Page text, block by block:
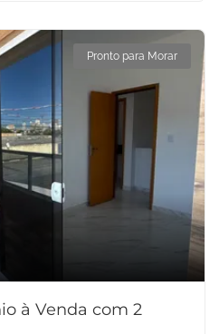
Pronto para Morar
à Venda com 2